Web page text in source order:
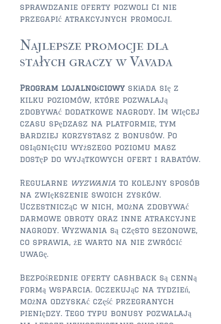
$1,000,000 – $2,000,000
GREEN COVE SPRINGS
$150,000 and down
$150,000 – $350,000
$350,000 – $500,000
$500,000 – $750,000
$750,000 – $1,000,000
$2,000,000 and up
PALATKA
$150,000 and down
$150,000 – $350,000
$500,000 – $750,000
$750,000 – $1,000,000
sprawdzanie oferty pozwoli Ci nie
przegapić atrakcyjnych promocji.
Najlepsze promocje dla
stałych graczy w Vavada
Program lojalnościowy składa się z
kilku poziomów, które pozwalają
zdobywać dodatkowe nagrody. Im więcej
czasu spędzasz na platformie, tym
bardziej korzystasz z bonusów. Po
osiągnięciu wyższego poziomu masz
dostęp do wyjątkowych ofert i rabatów.
Regularne wyzwania to kolejny sposób
na zwiększenie swoich zysków.
Uczestnicząc w nich, można zdobywać
darmowe obroty oraz inne atrakcyjne
nagrody. Wyzwania są często sezonowe,
co sprawia, że warto na nie zwrócić
uwagę.
Bezpośrednie oferty cashback są cenną
formą wsparcia. Oczekując na tydzień,
można odzyskać część przegranych
pieniędzy. Tego typu bonusy pozwalają